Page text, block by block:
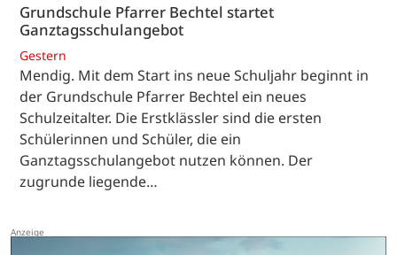
Grundschule Pfarrer Bechtel startet
Ganztagsschulangebot
Gestern
Mendig. Mit dem Start ins neue Schuljahr beginnt in
der Grundschule Pfarrer Bechtel ein neues
Schulzeitalter. Die Erstklässler sind die ersten
Schülerinnen und Schüler, die ein
Ganztagsschulangebot nutzen können. Der
zugrunde liegende…